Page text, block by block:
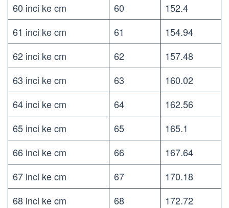
60 inci ke cm
60
152.4
61 inci ke cm
61
154.94
62 inci ke cm
62
157.48
63 inci ke cm
63
160.02
64 inci ke cm
64
162.56
65 inci ke cm
65
165.1
66 inci ke cm
66
167.64
67 inci ke cm
67
170.18
68 inci ke cm
68
172.72